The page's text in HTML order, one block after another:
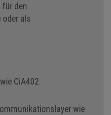
den
oder als
CiA402
wie